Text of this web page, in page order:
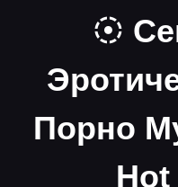
Порно
Hot